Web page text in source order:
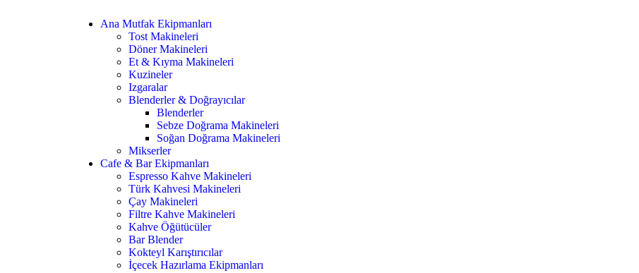
Ana Mutfak Ekipmanları
Tost Makineleri
Döner Makineleri
Et & Kıyma Makineleri
Kuzineler
Izgaralar
Blenderler & Doğrayıcılar
Blenderler
Sebze Doğrama Makineleri
Soğan Doğrama Makineleri
Mikserler
Cafe & Bar Ekipmanları
Espresso Kahve Makineleri
Türk Kahvesi Makineleri
Çay Makineleri
Filtre Kahve Makineleri
Kahve Öğütücüler
Bar Blender
Kokteyl Karıştırıcılar
İçecek Hazırlama Ekipmanları